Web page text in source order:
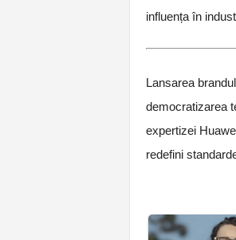
influența în
Lansarea
democratizarea
expertizei
redefini